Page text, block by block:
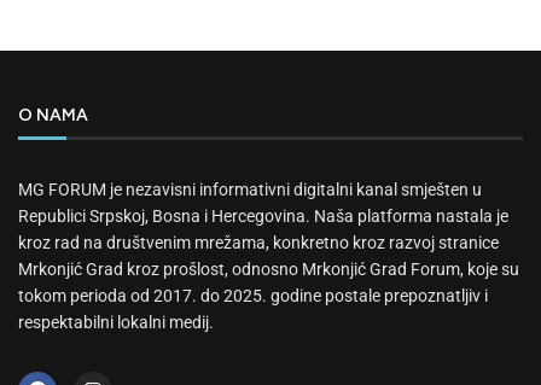
O NAMA
MG FORUM je nezavisni informativni digitalni kanal smješten u
Republici Srpskoj, Bosna i Hercegovina. Naša platforma nastala je
kroz rad na društvenim mrežama, konkretno kroz razvoj stranice
Mrkonjić Grad kroz prošlost, odnosno Mrkonjić Grad Forum, koje su
tokom perioda od 2017. do 2025. godine postale prepoznatljiv i
respektabilni lokalni medij.